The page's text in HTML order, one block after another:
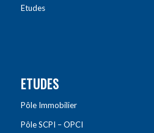
Etudes
ETUDES
Pôle Immobilier
Pôle SCPI – OPCI